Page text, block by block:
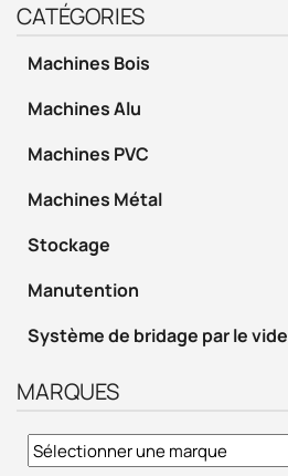
CATÉGORIES
Machines Bois
Machines Alu
Machines PVC
Machines Métal
Stockage
Manutention
Système de bridage par le vide
MARQUES